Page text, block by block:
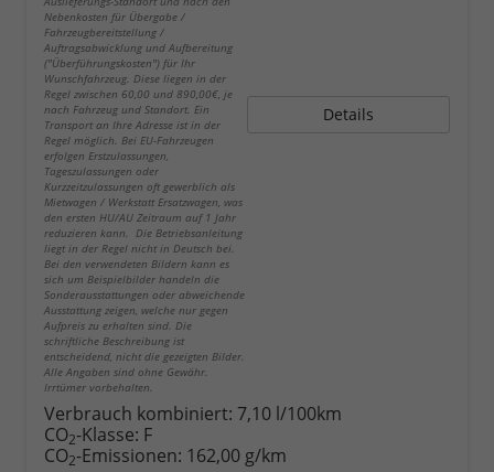
Nebenkosten für Übergabe /
Fahrzeugbereitstellung /
Auftragsabwicklung und Aufbereitung
("Überführungskosten") für Ihr
Wunschfahrzeug. Diese liegen in der
Regel zwischen 60,00 und 890,00€, je
nach Fahrzeug und Standort. Ein
Transport an Ihre Adresse ist in der
Regel möglich. Bei EU-Fahrzeugen
erfolgen Erstzulassungen,
Tageszulassungen oder
Kurzzeitzulassungen oft gewerblich als
Mietwagen / Werkstatt Ersatzwagen, was
den ersten HU/AU Zeitraum auf 1 Jahr
reduzieren kann. Die Betriebsanleitung
liegt in der Regel nicht in Deutsch bei.
Bei den verwendeten Bildern kann es
sich um Beispielbilder handeln die
Sonderausstattungen oder abweichende
Ausstattung zeigen, welche nur gegen
Aufpreis zu erhalten sind. Die
schriftliche Beschreibung ist
entscheidend, nicht die gezeigten Bilder.
Alle Angaben sind ohne Gewähr.
Irrtümer vorbehalten.
Details
Verbrauch kombiniert: 7,10 l/100km
CO2-Klasse: F
CO2-Emissionen: 162,00 g/km